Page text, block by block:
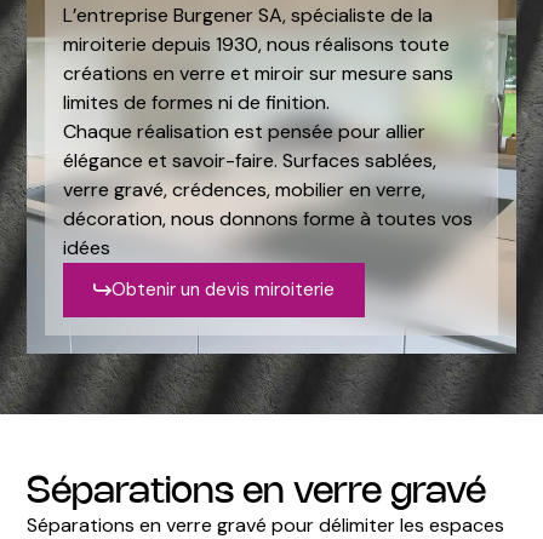
L’entreprise Burgener SA, spécialiste de la
miroiterie depuis 1930, nous réalisons toute
créations en verre et miroir sur mesure sans
limites de formes ni de finition.
Chaque réalisation est pensée pour allier
élégance et savoir-faire. Surfaces sablées,
verre gravé, crédences, mobilier en verre,
décoration, nous donnons forme à toutes vos
idées
Obtenir un devis miroiterie
Séparations en verre gravé
Séparations en verre gravé pour délimiter les espaces